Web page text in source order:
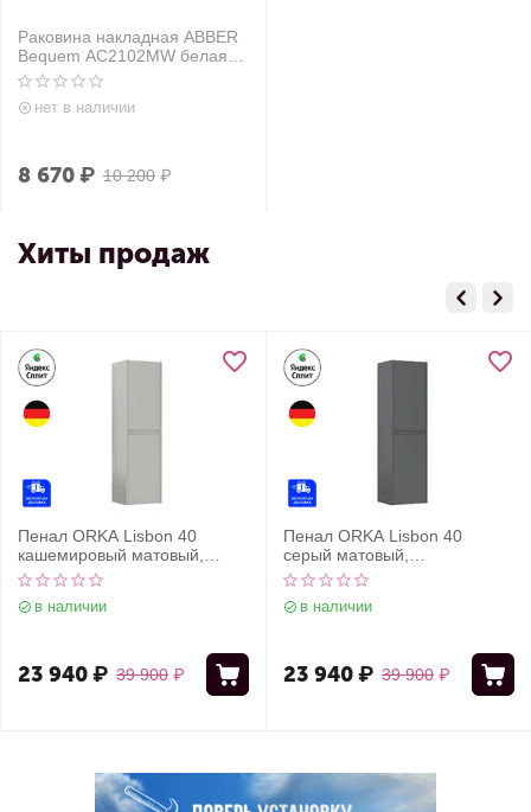
Раковина накладная ABBER
Bequem AC2102MW белая
матовая
нет в наличии
10 200 ₽
8 670₽
Хиты продаж
Пенал ORKA Lisbon 40
кашемировый матовый,
универсальный
в наличии
39 900 ₽
23 940₽
Пенал ORKA Lisbon 40
серый матовый,
универсальный
в наличии
39 900 ₽
23 940₽